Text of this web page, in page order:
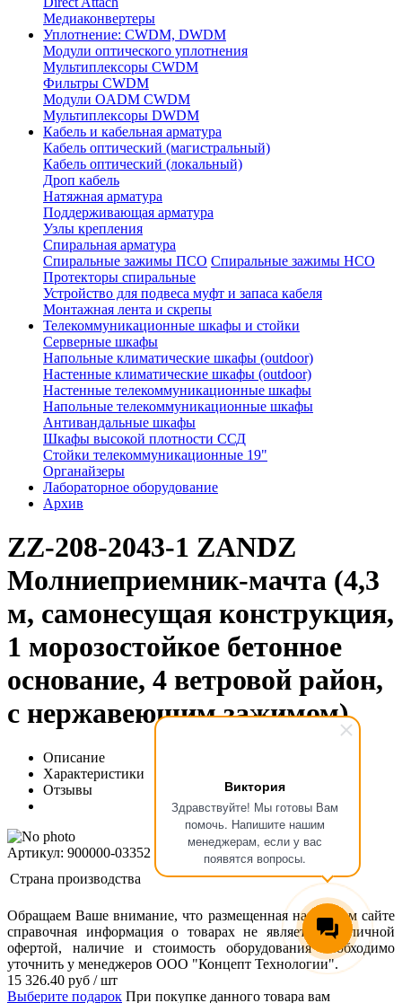
Виктория
Здравствуйте! Мы готовы Вам
помочь. Напишите нашим
менеджерам, если у вас
появятся вопросы.
Медиаконвертеры
Уплотнение: CWDM, DWDM
Модули оптического уплотнения
Мультиплексоры CWDM
Фильтры CWDM
Модули OADM CWDM
Мультиплексоры DWDM
Кабель и кабельная арматура
Кабель оптический (магистральный)
Кабель оптический (локальный)
Дроп кабель
Натяжная арматура
Поддерживающая арматура
Узлы крепления
Спиральная арматура
Спиральные зажимы ПСО Спиральные зажимы НСО
Протекторы спиральные
Устройство для подвеса муфт и запаса кабеля
Монтажная лента и скрепы
Телекоммуникационные шкафы и стойки
Серверные шкафы
Напольные климатические шкафы (outdoor)
Настенные климатические шкафы (outdoor)
Настенные телекоммуникационные шкафы
Напольные телекоммуникационные шкафы
Антивандальные шкафы
Шкафы высокой плотности ССД
Стойки телекоммуникационные 19"
Органайзеры
Лабораторное оборудование
Архив
ZZ-208-2043-1 ZANDZ
Молниеприемник-мачта (4,3
м, самонесущая конструкция,
1 морозостойкое бетонное
основание, 4 ветровой район,
с нержавеющим зажимом)
Описание
Характеристики
Отзывы
Артикул: 900000-03352
Страна производства
Обращаем Ваше внимание, что размещенная на данном сайте
справочная информация о товарах не является публичной
офертой, наличие и стоимость оборудования необходимо
уточнить у менеджеров ООО "Концепт Технологии".
15 326.40 руб / шт
Выберите подарок При покупке данного товара вам